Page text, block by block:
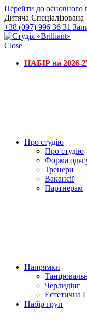
Перейти до основного
Дитяча
+38 (097) 996 36 31
Close
НАБІР на 2026-
Про студію
Про студію
Форма
Тренери
Вакансії
Партнерам
Напрямки
Черлидінг
Естетична
Набір груп